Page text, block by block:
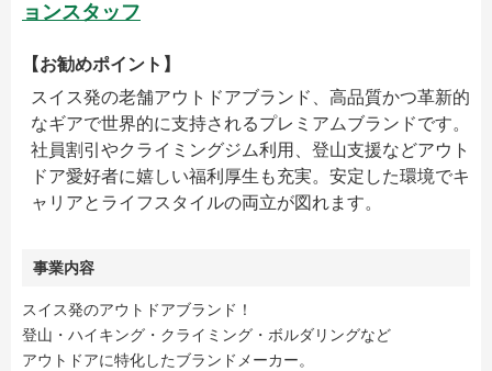
ョンスタッフ
【お勧めポイント】
スイス発の老舗アウトドアブランド、高品質かつ革新的
なギアで世界的に支持されるプレミアムブランドです。
社員割引やクライミングジム利用、登山支援などアウト
ドア愛好者に嬉しい福利厚生も充実。安定した環境でキ
ャリアとライフスタイルの両立が図れます。
事業内容
スイス発のアウトドアブランド！
登山・ハイキング・クライミング・ボルダリングなど
アウトドアに特化したブランドメーカー。